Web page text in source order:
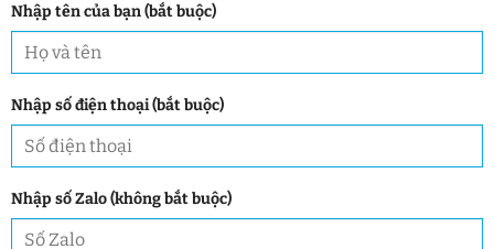
Nhập tên của bạn (bắt buộc)
Nhập số điện thoại (bắt buộc)
Nhập số Zalo (không bắt buộc)